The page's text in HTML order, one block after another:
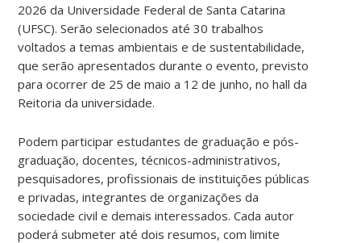
2026 da Universidade Federal de Santa Catarina
(UFSC). Serão selecionados até 30 trabalhos
voltados a temas ambientais e de sustentabilidade,
que serão apresentados durante o evento, previsto
para ocorrer de 25 de maio a 12 de junho, no hall da
Reitoria da universidade.
Podem participar estudantes de graduação e pós-
graduação, docentes, técnicos-administrativos,
pesquisadores, profissionais de instituições públicas
e privadas, integrantes de organizações da
sociedade civil e demais interessados. Cada autor
poderá submeter até dois resumos, com limite